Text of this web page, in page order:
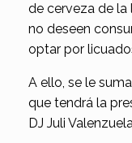
de cerveza de la
no deseen
optar por
A ello, se le
que tendrá la
DJ Juli